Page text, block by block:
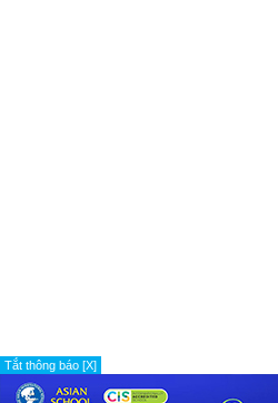
Tắt thông báo [X]